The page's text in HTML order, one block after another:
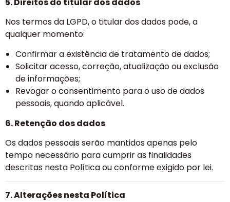
Nos termos da LGPD, o titular dos dados pode, a
qualquer momento:
Confirmar a existência de tratamento de dados;
Solicitar acesso, correção, atualização ou exclusão
de informações;
Revogar o consentimento para o uso de dados
pessoais, quando aplicável.
6. Retenção dos dados
Os dados pessoais serão mantidos apenas pelo
tempo necessário para cumprir as finalidades
descritas nesta Política ou conforme exigido por lei.
7. Alterações nesta Política